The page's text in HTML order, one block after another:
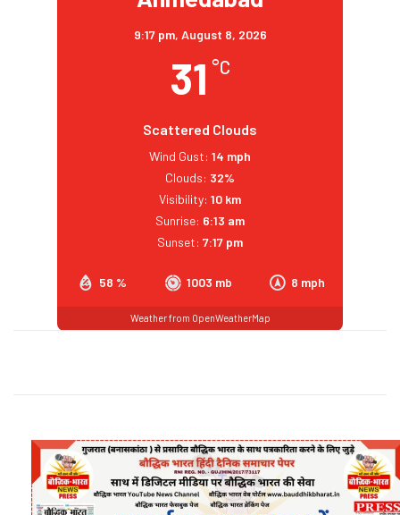
9:17 pm, August 8, 2026
31 °C
Scattered Clouds
58 % 1003 mb 8 mph
Wind Gust: 14 mph
Clouds: 32%
Visibility: 10 km
Sunrise: 6:13 am
Sunset: 7:17 pm
Weather from OpenWeatherMap